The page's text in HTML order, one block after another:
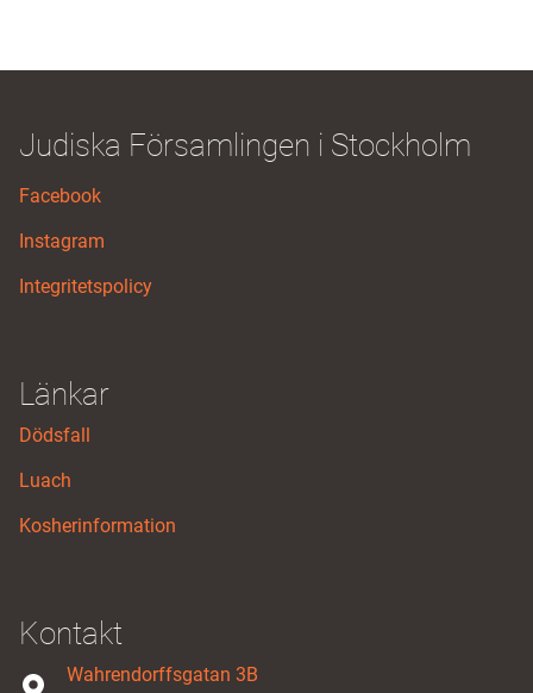
Judiska Församlingen i Stockholm
Facebook
Instagram
Integritetspolicy
Länkar
Dödsfall
Luach
Kosherinformation
Kontakt
Wahrendorffsgatan 3B